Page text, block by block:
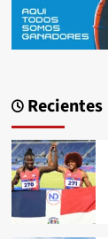
Recientes